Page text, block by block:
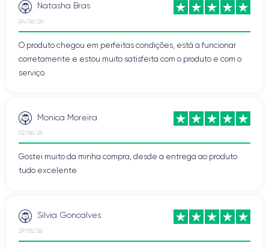
Natasha Bras
04/06/26
O produto chegou em perfeitas condições, está a funcionar
corretamente e estou muito satisfeita com o produto e com o
serviço.
Monica Moreira
02/06/26
Gostei muito da minha compra, desde a entrega ao produto
tudo excelente
Silvia Goncalves
29/05/26